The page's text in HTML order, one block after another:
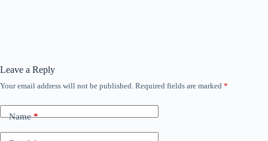
Leave a Reply
Your email address will not be published. Required fields are marked *
Name*